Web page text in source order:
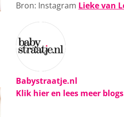
Bron: Instagram Lieke van
Babystraatje.nl
Klik hier en lees meer